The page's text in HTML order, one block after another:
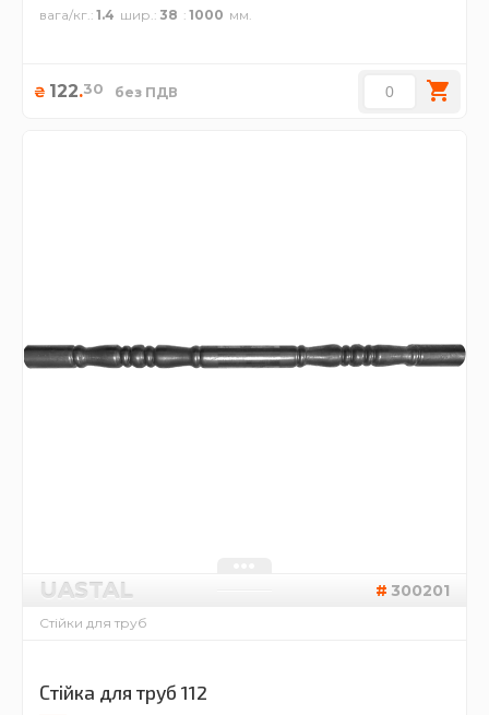
вага/кг. 1.4 шир. 38 1000
₴ 122.30 без ПДВ
UASTAL 300201
Стійки для труб
Стійка для труб 112